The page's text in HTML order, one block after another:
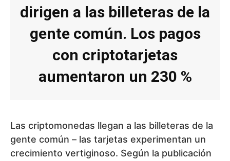
dirigen a las billeteras de la
gente común. Los pagos
con criptotarjetas
aumentaron un 230 %
Las criptomonedas llegan a las billeteras de la
gente común – las tarjetas experimentan un
crecimiento vertiginoso. Según la publicación